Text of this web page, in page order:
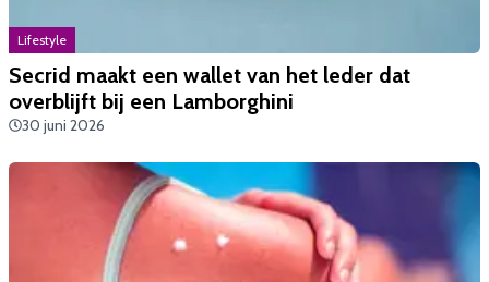
Lifestyle
Secrid maakt een wallet van het leder dat
overblijft bij een Lamborghini
30 juni 2026